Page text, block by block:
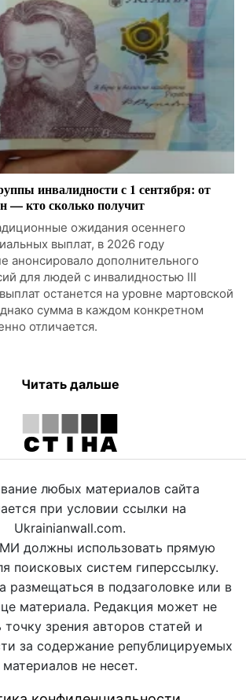
инвалидности с 1 сентября: от
— кто сколько получит
ожидания осеннего
выплат, в 2026 году
анонсировало дополнительного
для людей с инвалидностью III
останется на уровне мартовской
сумма в каждом конкретном
отличается.
Читать дальше
любых материалов сайта
при условии ссылки на
Ukrainianwall.com.
должны использовать прямую
поисковых систем гиперссылку.
размещаться в подзаголовке или в
материала. Редакция может не
точку зрения авторов статей и
за содержание републицируемых
материалов не несет.